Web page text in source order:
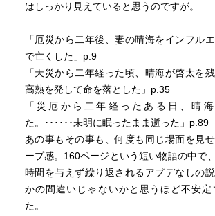
はしっかり見えていると思うのですが。
「厄災から二年後、妻の晴海をインフル
で亡くした」p.9
「天災から二年経った頃、晴海が啓太を
高熱を発して命を落とした」p.35
「災厄から二年経ったある日、晴
た。･･････未明に眠ったまま逝った」p.89
あの事もその事も、何度も同じ場面を見
ープ感。160ページという短い物語の中で
時間を与えず繰り返されるアプデなしの
かの間違いじゃないかと思うほど不安定
た。